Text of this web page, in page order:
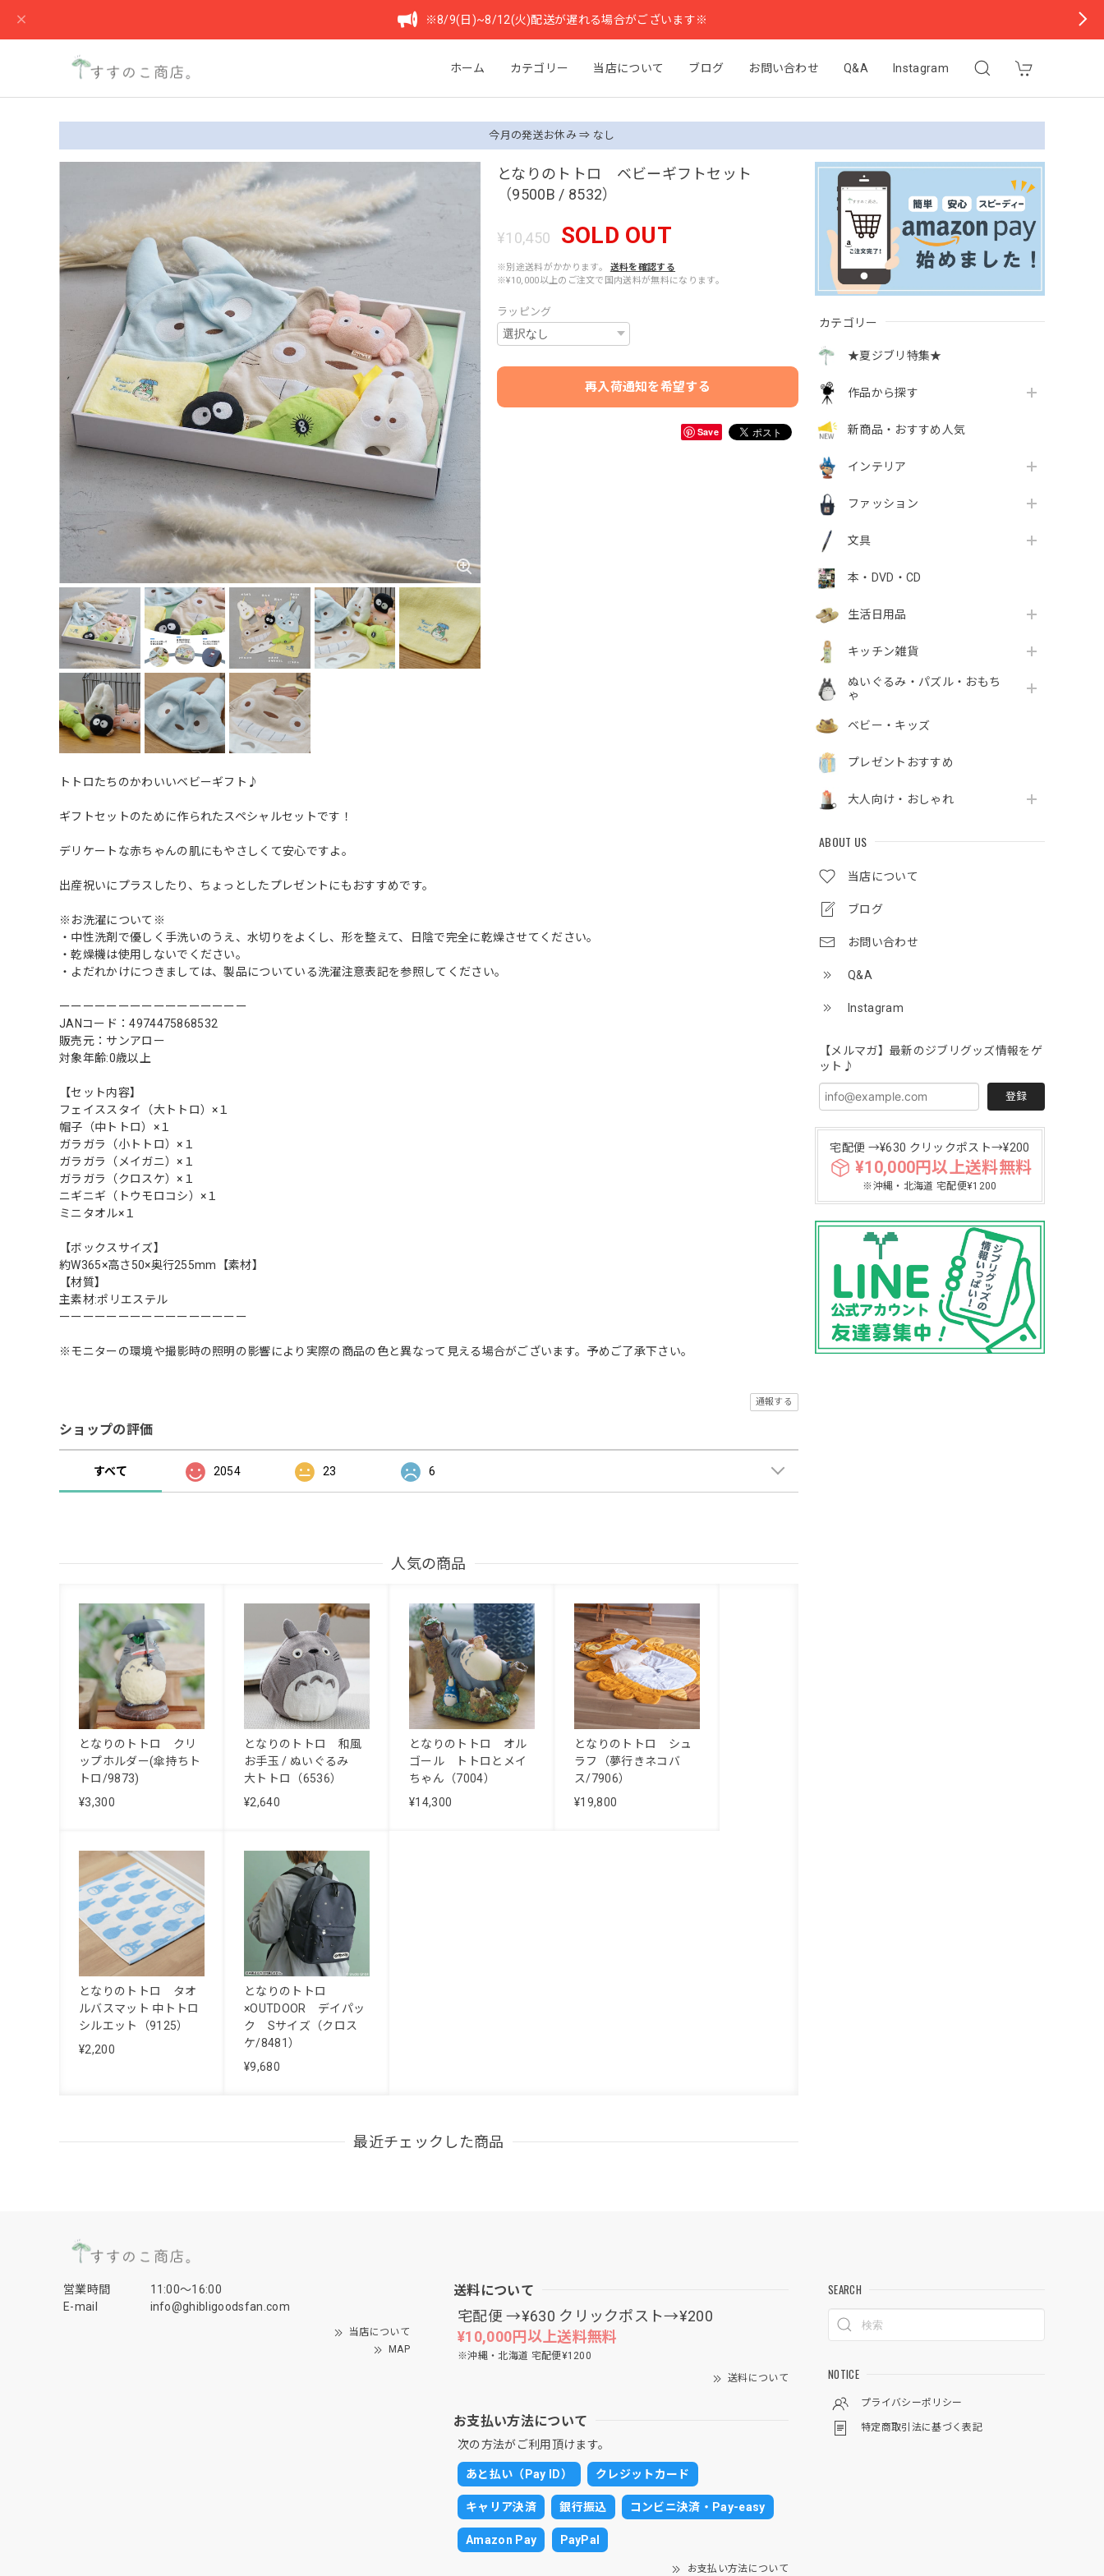
※8/9(日)~8/12(火)配送が遅れる場合がございます※
ホーム カテゴリー 当店について ブログ お問い合わせ Q&A Instagram
今月の発送お休み ⇒ なし
カテゴリー
★夏ジブリ特集★
作品から探す
新商品・おすすめ人気
インテリア
ファッション
文具
本・DVD・CD
生活日用品
キッチン雑貨
ぬいぐるみ・パズル・おもち
ゃ
ベビー・キッズ
プレゼントおすすめ
大人向け・おしゃれ
ABOUT US
当店について
ブログ
お問い合わせ
Q&A
Instagram
【メルマガ】最新のジブリグッズ情報をゲ
ット♪
登録
宅配便 →¥630 クリックポスト→¥200
¥10,000円以上送料無料
※沖縄・北海道 宅配便¥1200
となりのトトロ ベビーギフトセット
（9500B / 8532）
¥10,450 SOLD OUT
※別途送料がかかります。
送料を確認する
※¥10,000以上のご注文で国内送料が無料になります。
ラッピング
再入荷通知を希望する
Save
トトロたちのかわいいベビーギフト♪
ギフトセットのために作られたスペシャルセットです！
デリケートな赤ちゃんの肌にもやさしくて安心ですよ。
出産祝いにプラスしたり、ちょっとしたプレゼントにもおすすめです。
※お洗濯について※
・中性洗剤で優しく手洗いのうえ、水切りをよくし、形を整えて、日陰で完全に乾燥させてください。
・乾燥機は使用しないでください。
・よだれかけにつきましては、製品についている洗濯注意表記を参照してください。
ーーーーーーーーーーーーーーーー
JANコード：4974475868532
販売元：サンアロー
対象年齢:0歳以上
【セット内容】
フェイススタイ（大トトロ）×１
帽子（中トトロ）×１
ガラガラ（小トトロ）×１
ガラガラ（メイガニ）×１
ガラガラ（クロスケ）×１
ニギニギ（トウモロコシ）×１
ミニタオル×１
【ボックスサイズ】
約W365×高さ50×奥行255mm【素材】
【材質】
主素材:ポリエステル
ーーーーーーーーーーーーーーーー
※モニターの環境や撮影時の照明の影響により実際の商品の色と異なって見える場合がございます。予めご了承下さい。
通報する
ショップの評価
すべて 2054 23 6
人気の商品
となりのトトロ クリ
ップホルダー(傘持ちト
トロ/9873)
¥3,300
となりのトトロ 和風
お手玉 / ぬいぐるみ
大トトロ（6536）
¥2,640
となりのトトロ オル
ゴール トトロとメイ
ちゃん（7004）
¥14,300
となりのトトロ シュ
ラフ（夢行きネコバ
ス/7906）
¥19,800
となりのトトロ タオ
ルバスマット 中トトロ
シルエット（9125）
¥2,200
となりのトトロ
×OUTDOOR デイパッ
ク Sサイズ（クロス
ケ/8481）
¥9,680
最近チェックした商品
営業時間
11:00〜16:00
E-mail
info@ghibligoodsfan.com
当店について
MAP
送料について
宅配便 →¥630 クリックポスト→¥200
¥10,000円以上送料無料
※沖縄・北海道 宅配便¥1200
送料について
お支払い方法について
次の方法がご利用頂けます。
あと払い（Pay ID） クレジットカード
キャリア決済 銀行振込 コンビニ決済・Pay-easy
Amazon Pay PayPal
お支払い方法について
SEARCH
NOTICE
プライバシーポリシー
特定商取引法に基づく表記